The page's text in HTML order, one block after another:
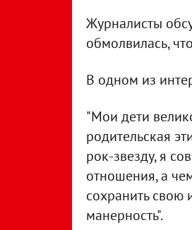
Журналисты
обмолвилась,
В одном из
"Мои дети
родительская
рок-звезду, я
отношения, а
сохранить свою
манерность".